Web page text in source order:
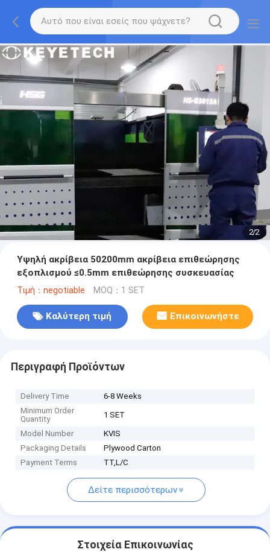
2/2
Υψηλή ακρίβεια 50200mm ακρίβεια επιθεώρησης
εξοπλισμού ≤0.5mm επιθεώρησης συσκευασίας
Τιμή：negotiable MOQ：1 SET
Καλύτερη τιμή Επικοινωνήστε
Περιγραφή Προϊόντων
Delivery Time
6-8 Weeks
Minimum Order
Quantity
1 SET
Model Number
KVIS
Packaging Details
Plywood Carton
Payment Terms
TT,L/C
Δείτε περισσότερων
Στοιχεία Επικοινωνίας